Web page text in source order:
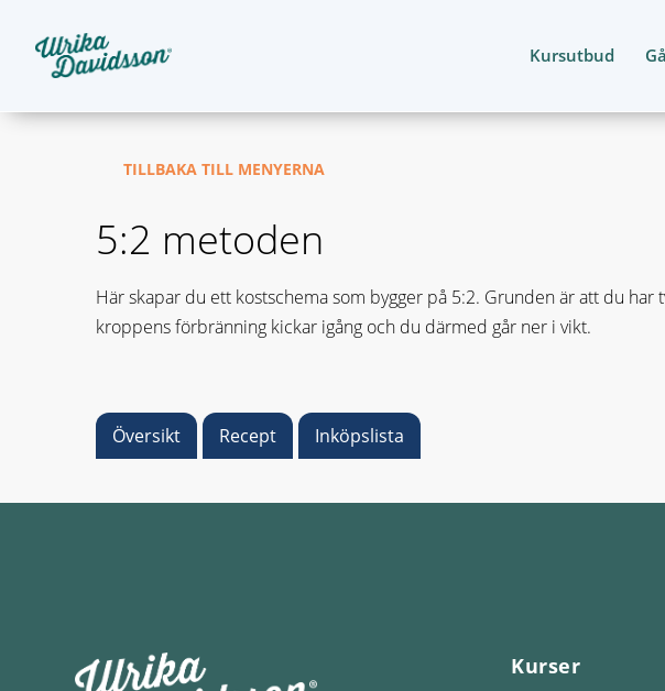
Kursutbud
TILLBAKA TILL MENYERNA
5:2 metoden
Här skapar du ett kostschema som bygger på 5:2. Grunden är att du
kroppens förbränning kickar igång och du därmed går ner i vikt.
Översikt Recept Inköpslista
Kurser